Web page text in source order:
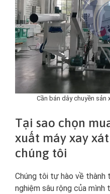
Cần bán dây chuyền sản
Tại sao chọn
xuất máy xay
chúng tôi
Chúng tôi tự hào về thành
nghiệm sâu rộng của